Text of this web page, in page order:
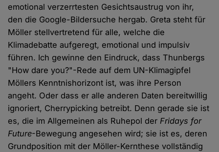
emotional verzerrtesten Gesichtsaustrug von ihr,
den die Google-Bildersuche hergab. Greta steht für
Möller stellvertretend für alle, welche die
Klimadebatte aufgeregt, emotional und impulsiv
führen. Ich gewinne den Eindruck, dass Thunbergs
"How dare you?"-Rede auf dem UN-Klimagipfel
Möllers Kenntnishorizont ist, was ihre Person
angeht. Oder dass er alle anderen Daten bereitwillig
ignoriert, Cherrypicking betreibt. Denn gerade sie ist
es, die im Allgemeinen als Ruhepol derFridays for
Future-Bewegung angesehen wird; sie ist es, deren
Grundposition mit der Möller-Kernthese vollständig